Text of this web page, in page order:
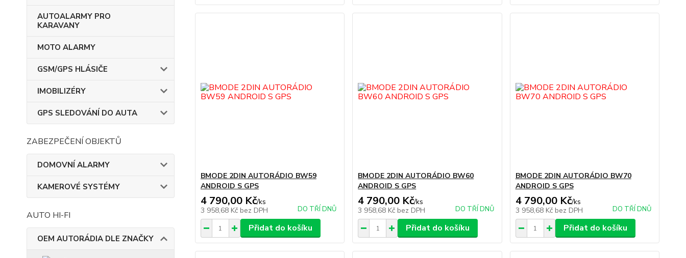
AUTOALARMY PRO
KARAVANY
MOTO ALARMY
GSM/GPS HLÁSIČE
IMOBILIZÉRY
GPS SLEDOVÁNÍ DO AUTA
ZABEZPEČENÍ OBJEKTŮ
DOMOVNÍ ALARMY
KAMEROVÉ SYSTÉMY
AUTO HI-FI
OEM AUTORÁDIA DLE ZNAČKY
BMODE 2DIN AUTORÁDIO BW59
ANDROID S GPS
4 790,00 Kč/ks
3 958,68 Kč bez DPH DO TŘÍ DNŮ
Přidat do košíku
BMODE 2DIN AUTORÁDIO BW60
ANDROID S GPS
4 790,00 Kč/ks
3 958,68 Kč bez DPH DO TŘÍ DNŮ
Přidat do košíku
BMODE 2DIN AUTORÁDIO BW70
ANDROID S GPS
4 790,00 Kč/ks
3 958,68 Kč bez DPH DO TŘÍ DNŮ
Přidat do košíku